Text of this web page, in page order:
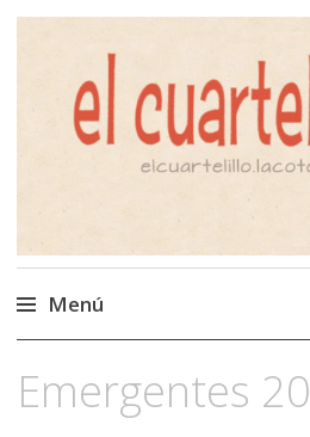
El Programa de
Menú
al
Emergentes